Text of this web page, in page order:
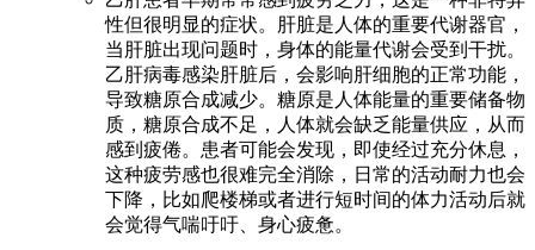
性但很明显的症状。肝脏是人体的重要代谢器官，
当肝脏出现问题时，身体的能量代谢会受到干扰。
乙肝病毒感染肝脏后，会影响肝细胞的正常功能，
导致糖原合成减少。糖原是人体能量的重要储备物
质，糖原合成不足，人体就会缺乏能量供应，从而
感到疲倦。患者可能会发现，即使经过充分休息，
这种疲劳感也很难完全消除，日常的活动耐力也会
下降，比如爬楼梯或者进行短时间的体力活动后就
会觉得气喘吁吁、身心疲惫。